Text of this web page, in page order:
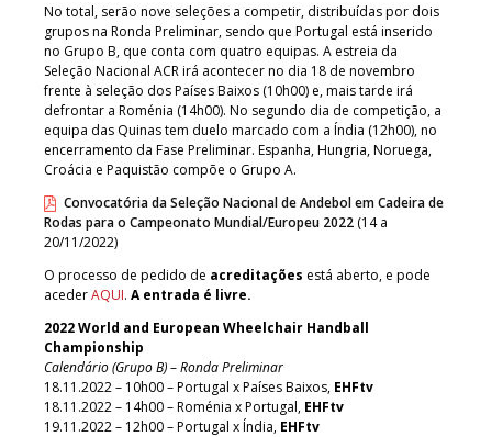
No total, serão nove seleções a competir, distribuídas por dois
grupos na Ronda Preliminar, sendo que Portugal está inserido
no Grupo B, que conta com quatro equipas. A estreia da
Seleção Nacional ACR irá acontecer no dia 18 de novembro
frente à seleção dos Países Baixos (10h00) e, mais tarde irá
defrontar a Roménia (14h00). No segundo dia de competição, a
equipa das Quinas tem duelo marcado com a Índia (12h00), no
encerramento da Fase Preliminar. Espanha, Hungria, Noruega,
Croácia e Paquistão compõe o Grupo A.
Convocatória da Seleção Nacional de Andebol em Cadeira de
Rodas para o Campeonato Mundial/Europeu 2022 (14 a
20/11/2022)
O processo de pedido de acreditações está aberto, e pode
acederAQUI. A entrada é livre.
2022 World and European Wheelchair Handball
Championship
Calendário(Grupo B)–Ronda Preliminar
18.11.2022 – 10h00 – Portugal x Países Baixos, EHFtv
18.11.2022 – 14h00 – Roménia x Portugal, EHFtv
19.11.2022 – 12h00 – Portugal x Índia, EHFtv